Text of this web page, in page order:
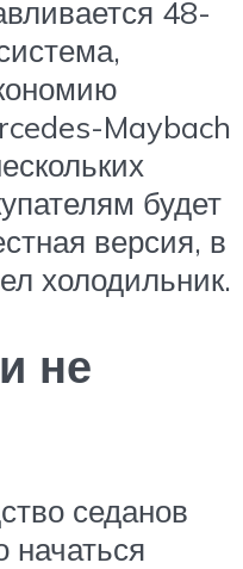
48-
Maybach
будет
версия, в
холодильник.
не
седанов